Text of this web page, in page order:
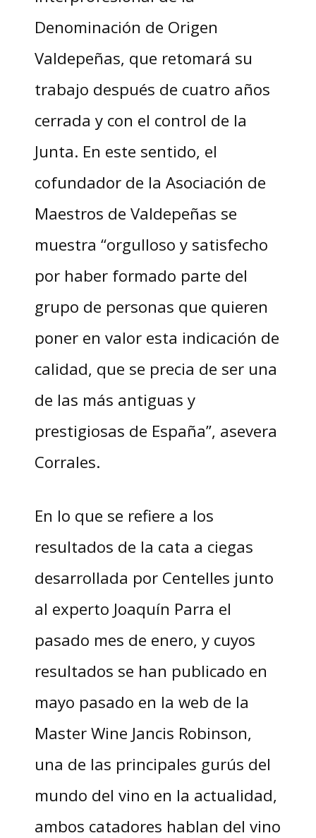
Denominación de Origen
Valdepeñas, que retomará su
trabajo después de cuatro años
cerrada y con el control de la
Junta. En este sentido, el
cofundador de la Asociación de
Maestros de Valdepeñas se
muestra “orgulloso y satisfecho
por haber formado parte del
grupo de personas que quieren
poner en valor esta indicación de
calidad, que se precia de ser una
de las más antiguas y
prestigiosas de España”, asevera
Corrales.
En lo que se refiere a los
resultados de la cata a ciegas
desarrollada por Centelles junto
al experto Joaquín Parra el
pasado mes de enero, y cuyos
resultados se han publicado en
mayo pasado en la web de la
Master Wine Jancis Robinson,
una de las principales gurús del
mundo del vino en la actualidad,
ambos catadores hablan del vino